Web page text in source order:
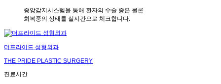
중앙감지시스템을 통해 환자의 수술 중은 물론
회복중의 상태를 실시간으로 체크합니다.
더프라이드 성형외과
THE PRIDE PLASTIC SURGERY
진료시간